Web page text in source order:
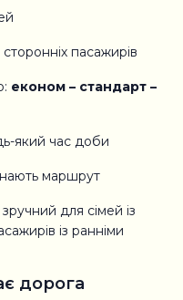
пасажирів
економ – стандарт –
який час доби
маршрут
для сімей із
із ранніми
дорога